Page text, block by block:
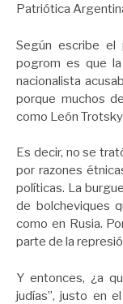
Patriótica
Según escribe el
pogrom es que la
nacionalista
porque muchos
como León Trotsky
Es decir, no se
por razones
políticas. La
de bolcheviques
como en Rusia.
parte de la
Y entonces, ¿a
judías”, justo en